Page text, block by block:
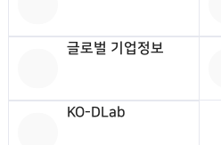
글로벌 기업정보
KO-DLab